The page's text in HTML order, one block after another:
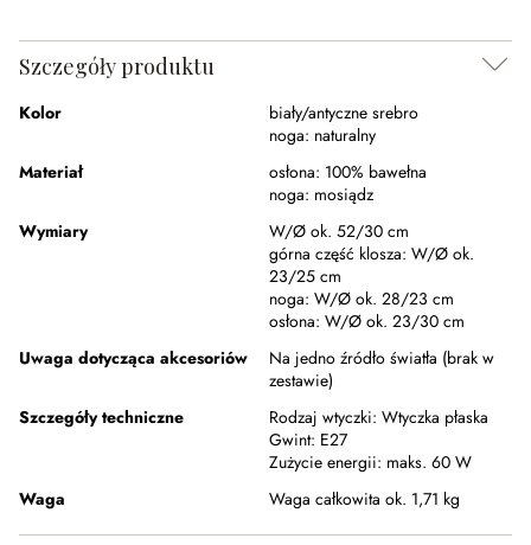
Szczegóły produktu
Kolor
biały/antyczne srebro
noga: naturalny
Materiał
osłona: 100% bawełna
noga: mosiądz
Wymiary
W/Ø ok. 52/30 cm
górna część klosza: W/Ø ok.
23/25 cm
noga: W/Ø ok. 28/23 cm
osłona: W/Ø ok. 23/30 cm
Uwaga dotycząca akcesoriów
Na jedno źródło światła (brak w
zestawie)
Szczegóły techniczne
Rodzaj wtyczki: Wtyczka płaska
Gwint: E27
Zużycie energii: maks. 60 W
Waga
Waga całkowita ok. 1,71 kg